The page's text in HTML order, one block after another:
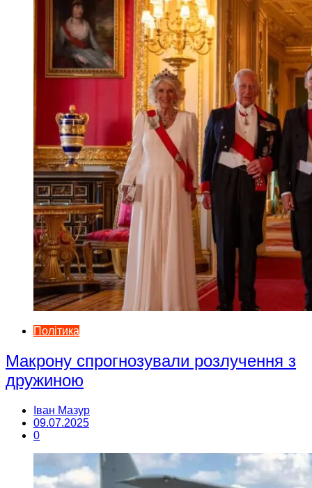
Політика
Макрону спрогнозували розлучення з
дружиною
Іван Мазур
09.07.2025
0